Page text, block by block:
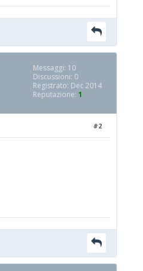
Messaggi: 10
Discussioni: 0
Registrato: Dec 2014
Reputazione: 1
#2